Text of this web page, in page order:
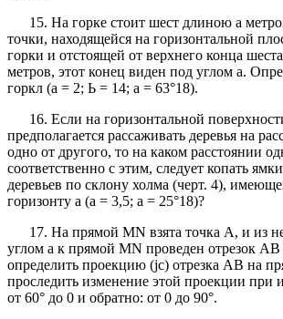
15. На горке стоит шест длиною а
точки, находящейся на горизонтальной
горки и отстоящей от верхнего конца
метров, этот конец виден под углом а.
горкл (а = 2; Ь = 14; а = 63°18).
16. Если на горизонтальной
предполагается рассаживать деревья на
одно от другого, то на каком расстоянии
соответственно с этим, следует копать
деревьев по склону холма (черт. 4),
горизонту а (а = 3,5; а = 25°18)?
17. На прямой MN взята точка А, и из
углом а к прямой MN проведен отрезок
определить проекцию (jc) отрезка АВ на
проследить изменение этой проекции при
от 60° до 0 и обратно: от 0 до 90°.